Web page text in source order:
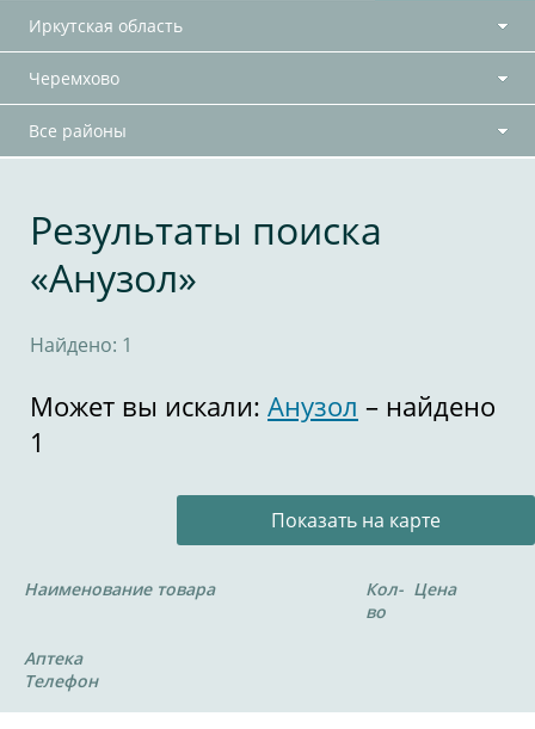
Иркутская область
Черемхово
Все районы
Результаты поиска
«Анузол»
Найдено: 1
Может вы искали: Анузол – найдено
1
Показать на карте
Наименование товара
Кол-
во
Цена
Аптека
Телефон